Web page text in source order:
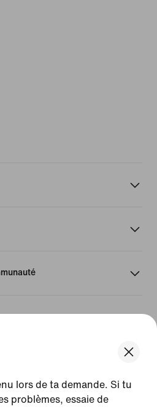
lors de ta demande. Si tu
problèmes, essaie de